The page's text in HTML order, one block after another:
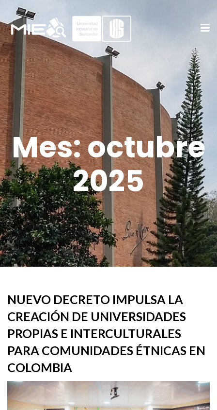
Mes:octubre
2025
NUEVO DECRETO IMPULSA LA
CREACIÓN DE UNIVERSIDADES
PROPIAS E INTERCULTURALES
PARA COMUNIDADES ÉTNICAS EN
COLOMBIA